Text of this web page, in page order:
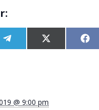
Compartir
en
e
m
Compartir
en
X
( en
F
a
@ 9:00 pm